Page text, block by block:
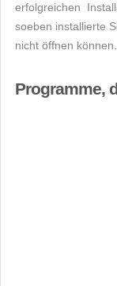
erfolgreichen
soeben installierte
nicht öffnen können.
Programme,